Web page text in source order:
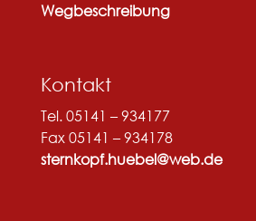
Wegbeschreibung
Kontakt
Tel. 05141 – 934177
Fax 05141 – 934178
sternkopf.huebel@web.de